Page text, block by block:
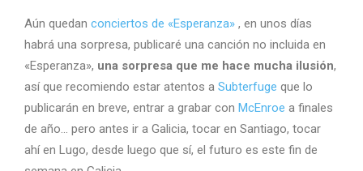
Aún quedan conciertos de «Esperanza» , en unos días
habrá una sorpresa, publicaré una canción no incluida en
«Esperanza», una sorpresa que me hace mucha ilusión,
así que recomiendo estar atentos a Subterfuge que lo
publicarán en breve, entrar a grabar con McEnroe a finales
de año… pero antes ir a Galicia, tocar en Santiago, tocar
ahí en Lugo, desde luego que sí, el futuro es este fin de